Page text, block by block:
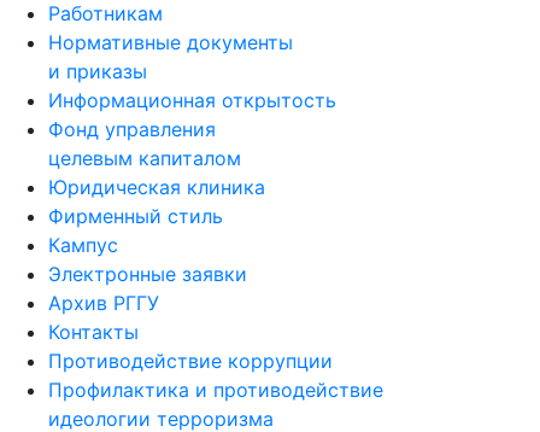
Работникам
Нормативные документы
и приказы
Информационная открытость
Фонд управления
целевым капиталом
Юридическая клиника
Фирменный стиль
Кампус
Электронные заявки
Архив РГГУ
Контакты
Противодействие коррупции
Профилактика и противодействие
идеологии терроризма